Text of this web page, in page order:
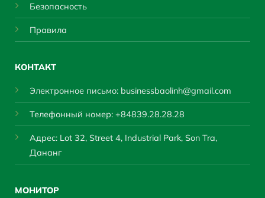
Безопасность
Правила
КОНТАКТ
Электронное письмо: businessbaolinh@gmail.com
Телефонный номер: +84839.28.28.28
Адрес: Lot 32, Street 4, Industrial Park, Son Tra,
Дананг
МОНИТОР